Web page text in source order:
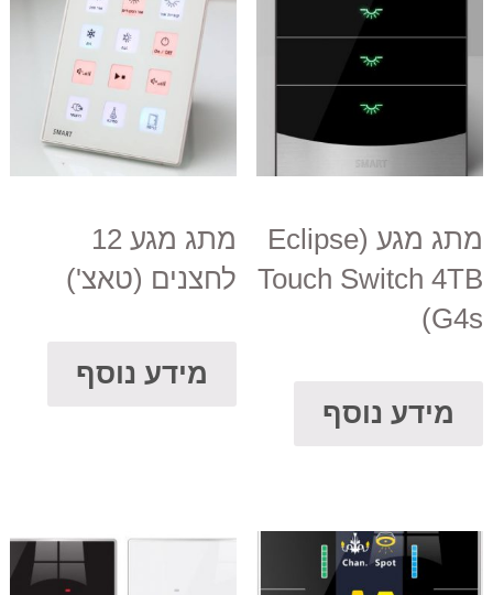
מתג מגע (Eclipse
Touch Switch 4TB
(G4s
מידע נוסף
מתג מגע 12
לחצנים (טאצ')
מידע נוסף